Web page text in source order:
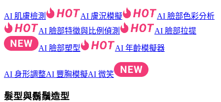
AI 肌膚檢測 AI 膚況模擬
AI 臉部色彩分析
AI 臉部特徵與比例偵測
AI 臉部拉提
AI 臉部塑型 AI 年齡模擬器
AI 身形調整AI 豐胸模擬AI 微笑
髮型與鬍鬚造型